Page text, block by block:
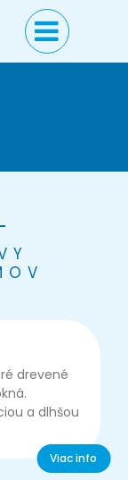
drevené
a dlhšou
Viac info